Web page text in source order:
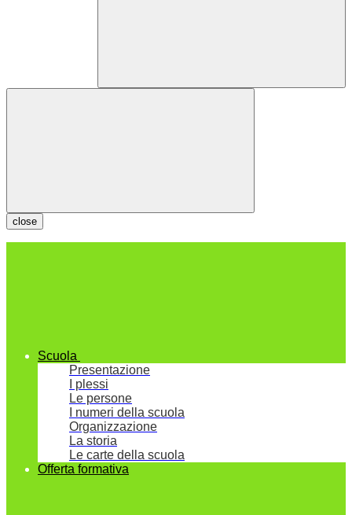
close
Scuola
Presentazione
I plessi
Le persone
I numeri della scuola
Organizzazione
La storia
Le carte della scuola
Offerta formativa